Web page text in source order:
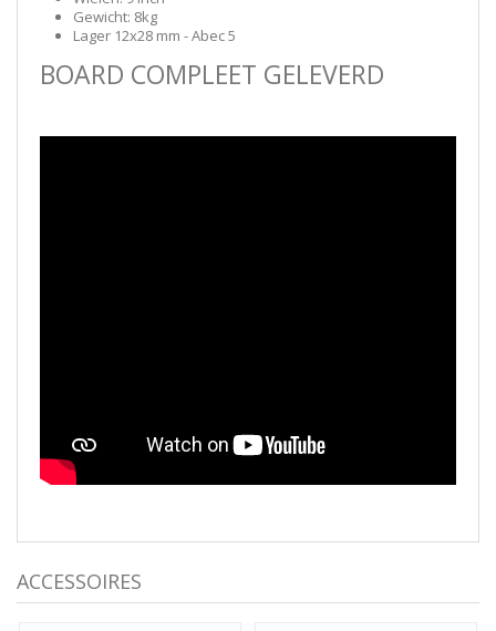
Gewicht: 8kg
Lager 12x28 mm - Abec 5
BOARD COMPLEET GELEVERD
ACCESSOIRES